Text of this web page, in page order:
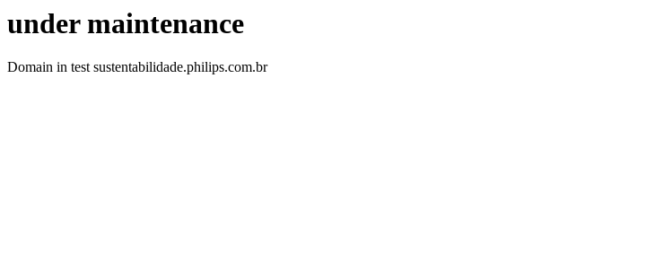
under maintenance
Domain in test sustentabilidade.philips.com.br